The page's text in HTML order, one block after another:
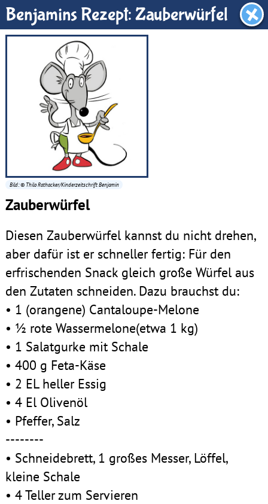
Benjamin-Zimmer
Benjamins Rezept: Zauberwürfel
Bild: © Thilo Rothacker/Kinderzeitschrift Benjamin
Zauberwürfel
Diesen Zauberwürfel kannst du nicht drehen,
aber dafür ist er schneller fertig: Für den
erfrischenden Snack gleich große Würfel aus
den Zutaten schneiden. Dazu brauchst du:
• 1 (orangene) Cantaloupe-Melone
• ½ rote Wassermelone(etwa 1 kg)
• 1 Salatgurke mit Schale
• 400 g Feta-Käse
• 2 EL heller Essig
• 4 El Olivenöl
• Pfeffer, Salz
--------
• Schneidebrett, 1 großes Messer, Löffel,
kleine Schale
• 4 Teller zum Servieren